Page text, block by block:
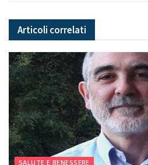
Articoli correlati
SALUTE E BENESSERE